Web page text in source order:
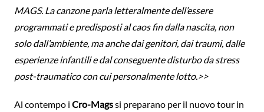
MAGS. La canzone parla letteralmente dell’essere
programmati e predisposti al caos fin dalla nascita, non
solo dall’ambiente, ma anche dai genitori, dai traumi, dalle
esperienze infantili e dal conseguente disturbo da stress
post-traumatico con cui personalmente lotto.>>
Al contempo i Cro-Magssi preparano per il nuovo tour in